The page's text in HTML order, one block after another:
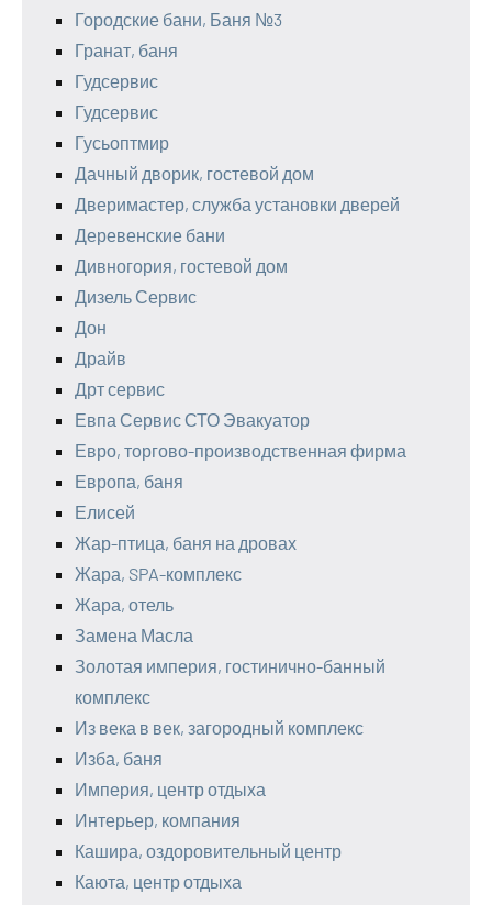
Городские бани, Баня №3
Гранат, баня
Гудсервис
Гудсервис
Гусьоптмир
Дачный дворик, гостевой дом
Дверимастер, служба установки дверей
Деревенские бани
Дивногория, гостевой дом
Дизель Сервис
Дон
Драйв
Дрт сервис
Евпа Сервис СТО Эвакуатор
Евро, торгово-производственная фирма
Европа, баня
Елисей
Жар-птица, баня на дровах
Жара, SPA-комплекс
Жара, отель
Замена Масла
Золотая империя, гостинично-банный
комплекс
Из века в век, загородный комплекс
Изба, баня
Империя, центр отдыха
Интерьер, компания
Кашира, оздоровительный центр
Каюта, центр отдыха